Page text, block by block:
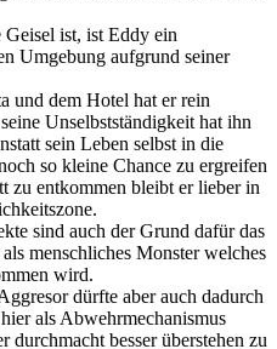
ist, ist Eddy ein
Umgebung aufgrund seiner
und dem Hotel hat er rein
Unselbstständigkeit hat ihn
sein Leben selbst in die
so kleine Chance zu ergreifen
zu entkommen bleibt er lieber in
sind auch der Grund dafür das
menschliches Monster welches
wird.
dürfte aber auch dadurch
als Abwehrmechanismus
besser überstehen zu